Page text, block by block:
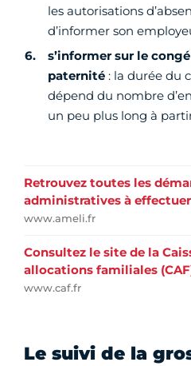
les autorisations
d’informer son
s’informer sur le
paternité : la durée du
dépend du nombre
un peu plus long à
Retrouvez toutes les
administratives à effectuer
www.ameli.fr
Consultez le site de la
allocations familiales
www.caf.fr
Le suivi de la